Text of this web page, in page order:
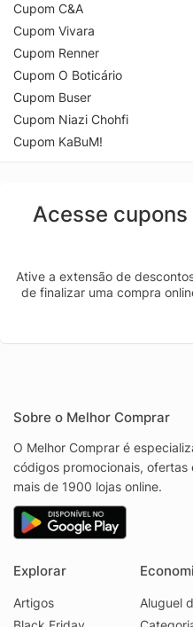
Cupom C&A
Cupom Vivara
Cupom Renner
Cupom O Boticário
Cupom Buser
Cupom Niazi Chohfi
Cupom KaBuM!
Acesse
Ative a extensão de
de finalizar uma compra
Sobre o Melhor Comprar
O Melhor Comprar é
códigos promocionais,
mais de 1900 lojas online.
Explorar
Artigos
Aluguel